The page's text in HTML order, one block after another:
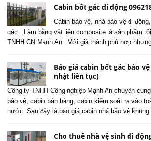
Cabin bốt gác di động
Cabin bảo vệ, nhà bảo vệ di
gác…Làm bằng vật liệu composite là sản phẩm
TNHH CN Mạnh An . Với giá thành phù hợp
Báo giá cabin bốt gác bảo
nhật liên tục)
Công ty TNHH Công nghiệp Mạnh An chuyên
bảo vệ, cabin bán hàng, cabin kiểm soát ra vào
nước. Sau đây là báo giá cabin nhà bảo vệ
Cho thuê nhà vệ sinh di